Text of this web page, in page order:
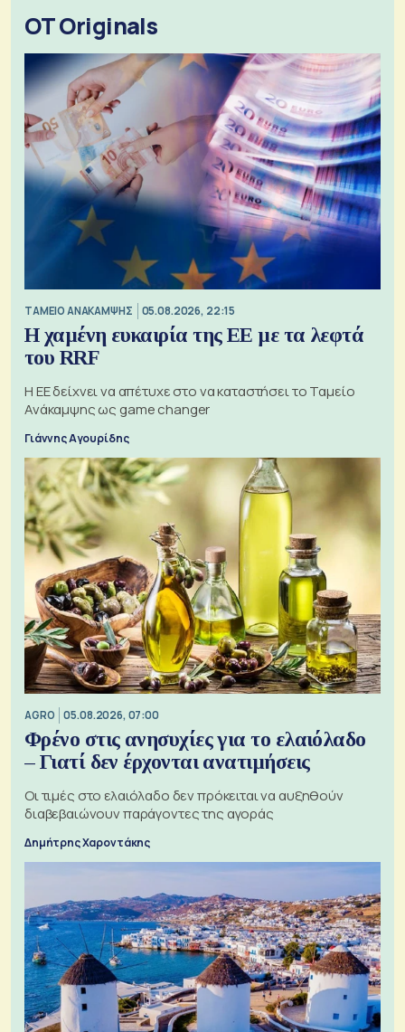
OT Originals
ΤΑΜΕΙΟ ΑΝΑΚΑΜΨΗΣ 05.08.2026, 22:15
Η χαμένη ευκαιρία της ΕΕ με τα λεφτά
του RRF
Η ΕΕ δείχνει να απέτυχε στο να καταστήσει το Ταμείο
Ανάκαμψης ως game changer
Γιάννης Αγουρίδης
AGRO 05.08.2026, 07:00
Φρένο στις ανησυχίες για το ελαιόλαδο
– Γιατί δεν έρχονται ανατιμήσεις
Οι τιμές στο ελαιόλαδο δεν πρόκειται να αυξηθούν
διαβεβαιώνουν παράγοντες της αγοράς
Δημήτρης Χαροντάκης